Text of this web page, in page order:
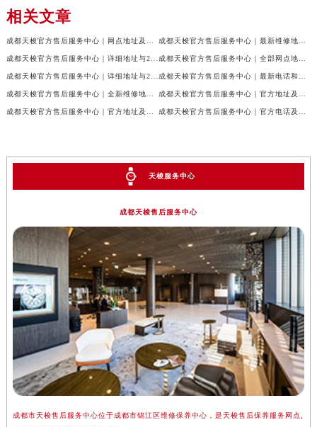
相关文章
天梭服务中心
成都天梭售后服务中心
成都市天梭售后服务中心位于成都市锦江区维修保养中心，是天梭售后保养服务网点,